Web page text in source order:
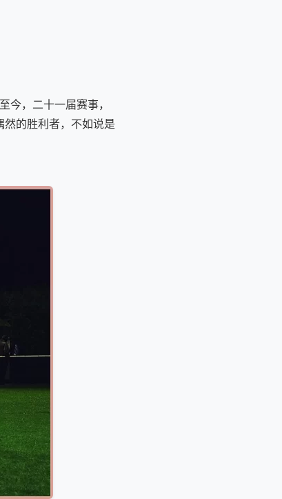
，二十一届赛事，
然的胜利者，不如说是